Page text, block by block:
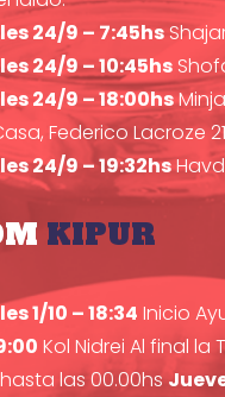
24/9 – 7:45hs
24/9 – 10:45hs
24/9 – 18:00hsMinja
Federico Lacroze
24/9 – 19:32hs
KIPUR
1/10 – 18:34 Inicio
Kol Nidrei Al final la
las 00.00hs